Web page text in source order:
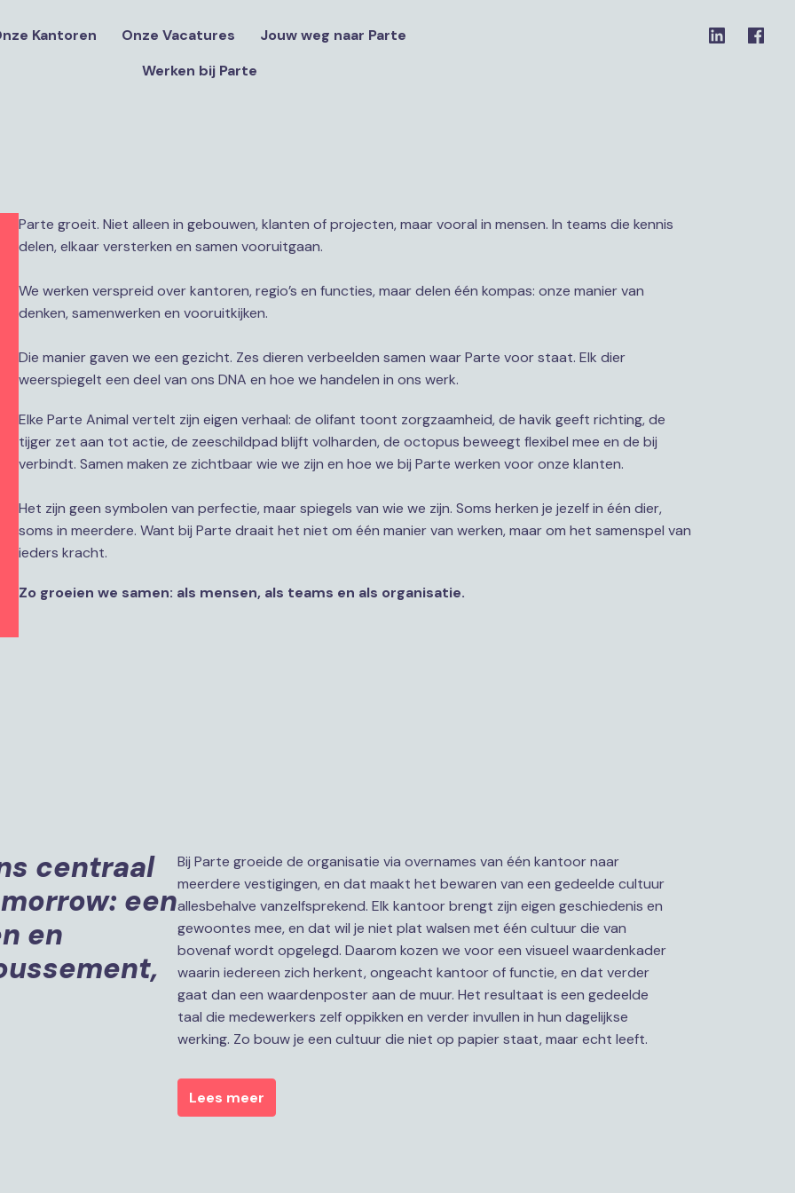
Kantoren Onze Vacatures
Jouw weg naar Parte
Werken bij Parte
Parte groeit. Niet alleen in gebouwen, klanten of projecten, maar vooral in mensen. In teams die kennis
delen, elkaar versterken en samen vooruitgaan.
We werken verspreid over kantoren, regio’s en functies, maar delen één kompas: onze manier van
denken, samenwerken en vooruitkijken.
Die manier gaven we een gezicht. Zes dieren verbeelden samen waar Parte voor staat. Elk dier
weerspiegelt een deel van ons DNA en hoe we handelen in ons werk.
Elke Parte Animal vertelt zijn eigen verhaal: de olifant toont zorgzaamheid, de havik geeft richting, de
tijger zet aan tot actie, de zeeschildpad blijft volharden, de octopus beweegt flexibel mee en de bij
verbindt. Samen maken ze zichtbaar wie we zijn en hoe we bij Parte werken voor onze klanten.
Het zijn geen symbolen van perfectie, maar spiegels van wie we zijn. Soms herken je jezelf in één dier,
soms in meerdere. Want bij Parte draait het niet om één manier van werken, maar om het samenspel van
ieders kracht.
Zo groeien we samen: als mensen, als teams en als organisatie.
centraal
een
en
Bij Parte groeide de organisatie via overnames van één kantoor naar
meerdere vestigingen, en dat maakt het bewaren van een gedeelde cultuur
allesbehalve vanzelfsprekend. Elk kantoor brengt zijn eigen geschiedenis en
gewoontes mee, en dat wil je niet plat walsen met één cultuur die van
bovenaf wordt opgelegd. Daarom kozen we voor een visueel waardenkader
waarin iedereen zich herkent, ongeacht kantoor of functie, en dat verder
gaat dan een waardenposter aan de muur. Het resultaat is een gedeelde
taal die medewerkers zelf oppikken en verder invullen in hun dagelijkse
werking. Zo bouw je een cultuur die niet op papier staat, maar echt leeft.
Lees meer